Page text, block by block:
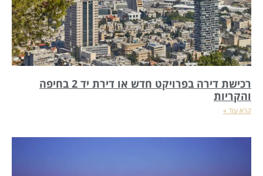
רכישת דירה בפרויקט חדש או דירת יד 2 בחיפה
והקריות
קרא עוד »